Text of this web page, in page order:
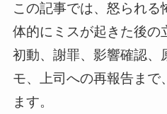
この記事では、怒られる
体的にミスが起きた後の
初動、謝罪、影響確認、
モ、上司への再報告まで
ます。